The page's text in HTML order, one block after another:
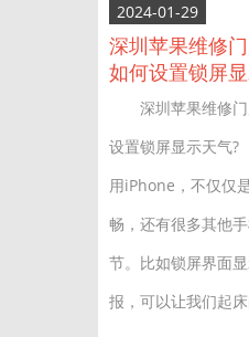
2024-01-29
深圳苹果维修
如何设置锁屏
深圳苹果维修门
设置锁屏显示天
用iPhone，不仅仅
畅，还有很多其他
节。比如锁屏界面
报，可以让我们起